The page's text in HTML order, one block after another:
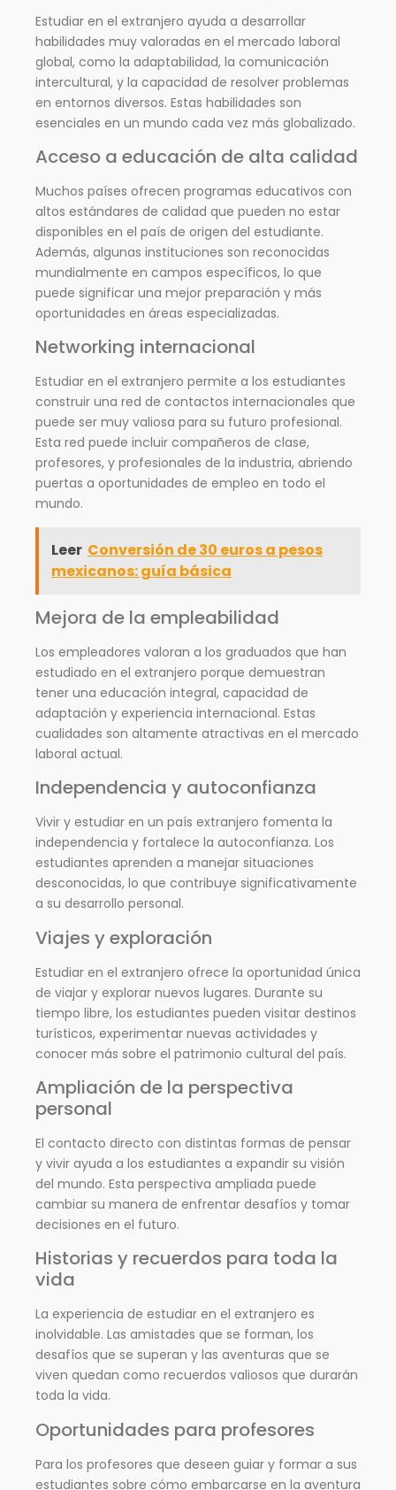
Estudiar en el extranjero ayuda a desarrollar
habilidades muy valoradas en el mercado laboral
global, como la adaptabilidad, la comunicación
intercultural, y la capacidad de resolver problemas
en entornos diversos. Estas habilidades son
esenciales en un mundo cada vez más globalizado.
Acceso a educación de alta calidad
Muchos países ofrecen programas educativos con
altos estándares de calidad que pueden no estar
disponibles en el país de origen del estudiante.
Además, algunas instituciones son reconocidas
mundialmente en campos específicos, lo que
puede significar una mejor preparación y más
oportunidades en áreas especializadas.
Networking internacional
Estudiar en el extranjero permite a los estudiantes
construir una red de contactos internacionales que
puede ser muy valiosa para su futuro profesional.
Esta red puede incluir compañeros de clase,
profesores, y profesionales de la industria, abriendo
puertas a oportunidades de empleo en todo el
mundo.
Leer Conversión de 30 euros a pesos
mexicanos: guía básica
Mejora de la empleabilidad
Los empleadores valoran a los graduados que han
estudiado en el extranjero porque demuestran
tener una educación integral, capacidad de
adaptación y experiencia internacional. Estas
cualidades son altamente atractivas en el mercado
laboral actual.
Independencia y autoconfianza
Vivir y estudiar en un país extranjero fomenta la
independencia y fortalece la autoconfianza. Los
estudiantes aprenden a manejar situaciones
desconocidas, lo que contribuye significativamente
a su desarrollo personal.
Viajes y exploración
Estudiar en el extranjero ofrece la oportunidad única
de viajar y explorar nuevos lugares. Durante su
tiempo libre, los estudiantes pueden visitar destinos
turísticos, experimentar nuevas actividades y
conocer más sobre el patrimonio cultural del país.
Ampliación de la perspectiva
personal
El contacto directo con distintas formas de pensar
y vivir ayuda a los estudiantes a expandir su visión
del mundo. Esta perspectiva ampliada puede
cambiar su manera de enfrentar desafíos y tomar
decisiones en el futuro.
Historias y recuerdos para toda la
vida
La experiencia de estudiar en el extranjero es
inolvidable. Las amistades que se forman, los
desafíos que se superan y las aventuras que se
viven quedan como recuerdos valiosos que durarán
toda la vida.
Oportunidades para profesores
Para los profesores que deseen guiar y formar a sus
estudiantes sobre cómo embarcarse en la aventura